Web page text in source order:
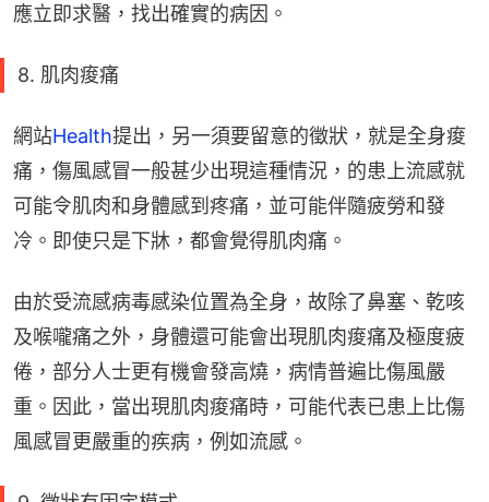
應立即求醫，找出確實的病因。
8. 肌肉痠痛
網站Health提出，另一須要留意的徵狀，就是全身痠
痛，傷風感冒一般甚少出現這種情況，的患上流感就
可能令肌肉和身體感到疼痛，並可能伴隨疲勞和發
冷。即使只是下牀，都會覺得肌肉痛。
由於受流感病毒感染位置為全身，故除了鼻塞、乾咳
及喉嚨痛之外，身體還可能會出現肌肉痠痛及極度疲
倦，部分人士更有機會發高燒，病情普遍比傷風嚴
重。因此，當出現肌肉痠痛時，可能代表已患上比傷
風感冒更嚴重的疾病，例如流感。